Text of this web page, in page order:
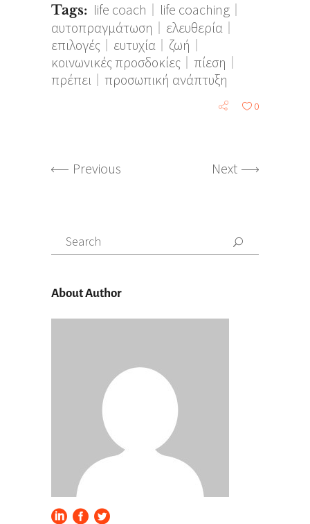
Tags: life coach
life coaching
αυτοπραγμάτωση
ελευθερία
επιλογές
ευτυχία
ζωή
κοινωνικές προσδοκίες
πίεση
πρέπει
προσωπική ανάπτυξη
0
Previous Next
Search
for:
About Author